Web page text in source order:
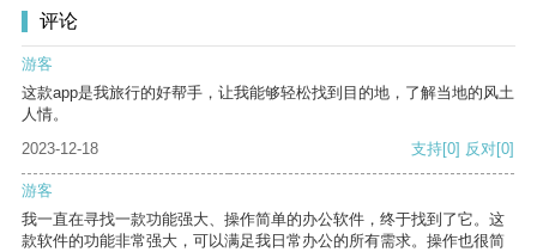
评论
游客
这款app是我旅行的好帮手，让我能够轻松找到目的地，了解当地的风土
人情。
2023-12-18
支持[0] 反对[0]
游客
我一直在寻找一款功能强大、操作简单的办公软件，终于找到了它。这
款软件的功能非常强大，可以满足我日常办公的所有需求。操作也很简